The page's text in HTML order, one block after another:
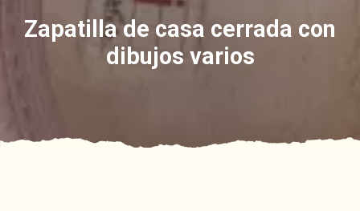
Zapatilla de casa cerrada con
dibujos varios